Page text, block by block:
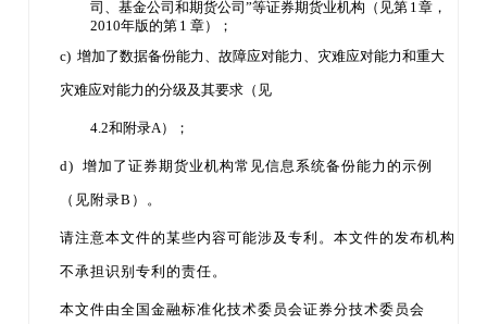
司、基金公司和期货公司”等证券期货业机构（见第 1章，
2010年版的第 1 章）；
c) 增加了数据备份能力、故障应对能力、灾难应对能力和重大
灾难应对能力的分级及其要求（见
4.2和附录A）；
d) 增加了证券期货业机构常见信息系统备份能力的示例
（见附录B）。
请注意本文件的某些内容可能涉及专利。本文件的发布机构
不承担识别专利的责任。
本文件由全国金融标准化技术委员会证券分技术委员会